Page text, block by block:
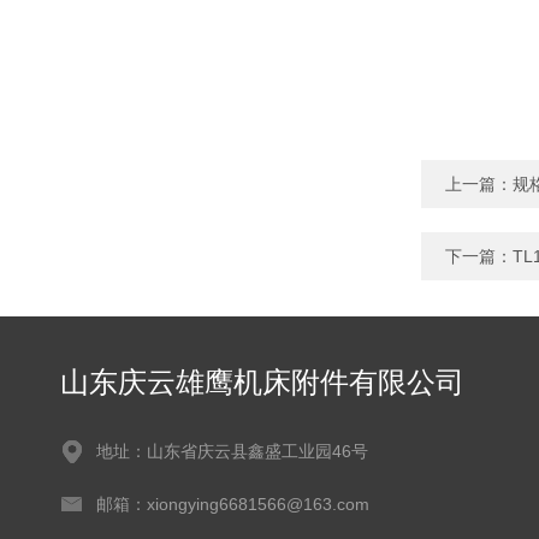
上一篇： 规
下一篇：
山东庆云雄鹰机床附件有限公司
地址：山东省庆云县鑫盛工业园46号
邮箱：xiongying6681566@163.com